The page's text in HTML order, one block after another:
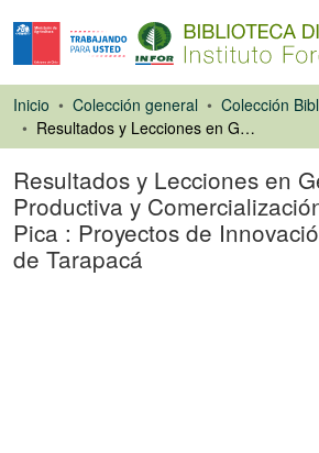
Inicio Colección general
Colección
Resultados y Lecciones en Gestión Productiva y Comercialización de Limón de Pica : Proyectos de Innovación en I Región de Tarapacá
Resultados y Lecciones en
Productiva y
Pica : Proyectos de
de Tarapacá